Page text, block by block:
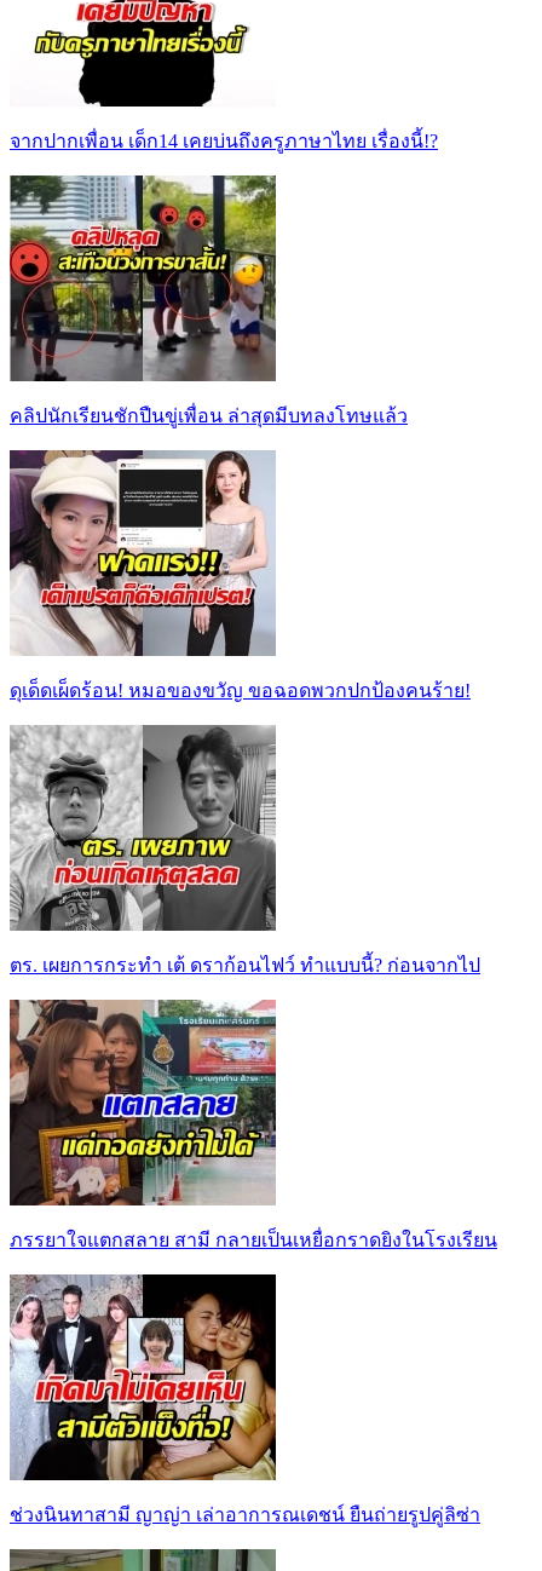
จากปากเพื่อน เด็ก14 เคยบ่นถึงครูภาษาไทย เรื่องนี้!?
คลิปนักเรียนชักปืนขู่เพื่อน ล่าสุดมีบทลงโทษแล้ว
ดุเด็ดเผ็ดร้อน! หมอของขวัญ ขอฉอดพวกปกป้องคนร้าย!
ตร. เผยการกระทำ เต้ ดราก้อนไฟว์ ทำแบบนี้? ก่อนจากไป
ภรรยาใจแตกสลาย สามี กลายเป็นเหยื่อกราดยิงในโรงเรียน
ช่วงนินทาสามี ญาญ่า เล่าอาการณเดชน์ ยืนถ่ายรูปคู่ลิซ่า